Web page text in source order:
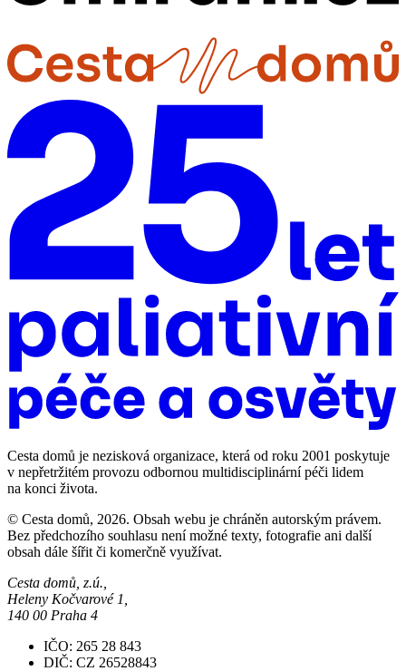
Cesta domů je nezisková organizace, která od roku 2001 poskytuje
v nepřetržitém provozu odbornou multidisciplinární péči lidem
na konci života.
© Cesta domů, 2026. Obsah webu je chráněn autorským právem.
Bez předchozího souhlasu není možné texty, fotografie ani další
obsah dále šířit či komerčně využívat.
Cesta domů, z.ú.,
Heleny Kočvarové 1,
140 00 Praha 4
IČO: 265 28 843
DIČ: CZ 26528843